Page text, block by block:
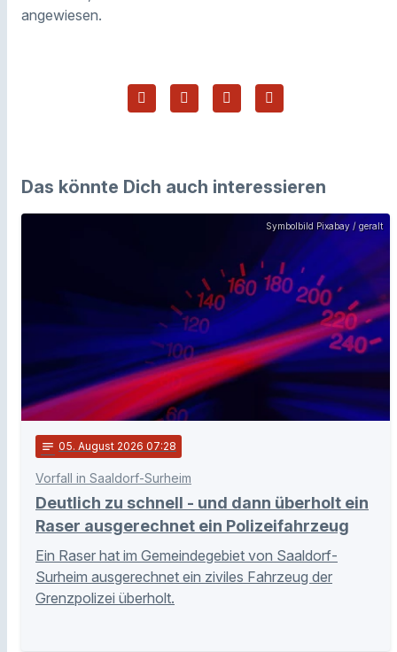
angewiesen.
Das könnte Dich auch interessieren
Symbolbild Pixabay / geralt
notes 05. August 2026 07:28
Vorfall in Saaldorf-Surheim
Deutlich zu schnell - und dann überholt ein
Raser ausgerechnet ein Polizeifahrzeug
Ein Raser hat im Gemeindegebiet von Saaldorf-
Surheim ausgerechnet ein ziviles Fahrzeug der
Grenzpolizei überholt.